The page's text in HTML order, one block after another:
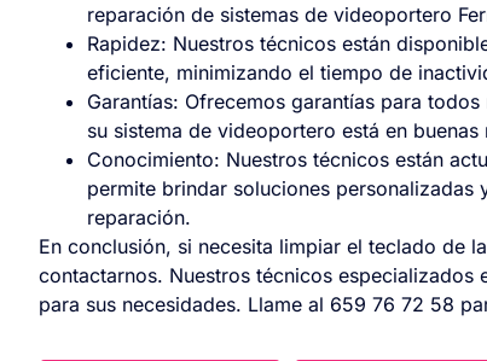
reparación de sistemas de videoportero
Rapidez: Nuestros técnicos están
eficiente, minimizando el tiempo de
Garantías: Ofrecemos garantías para
su sistema de videoportero está en buenas
Conocimiento: Nuestros técnicos están
permite brindar soluciones personalizadas
reparación.
En conclusión, si necesita limpiar el teclado de
contactarnos. Nuestros técnicos
para sus necesidades. Llame al 659 76 72 58